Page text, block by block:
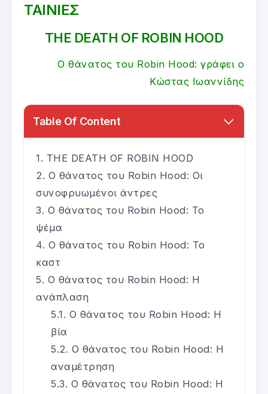
ΤΑΙΝΙΕΣ
THE DEATH OF ROBIN HOOD
Ο θάνατος του Robin Hood: γράφει ο
Κώστας Ιωαννίδης
Table Of Content
THE DEATH OF ROBIN HOOD
Ο θάνατος του Robin Hood: Οι
συνοφρυωμένοι άντρες
Ο θάνατος του Robin Hood: Το
ψέμα
Ο θάνατος του Robin Hood: Το
καστ
Ο θάνατος του Robin Hood: Η
ανάπλαση
Ο θάνατος του Robin Hood: Η
βία
Ο θάνατος του Robin Hood: Η
αναμέτρηση
Ο θάνατος του Robin Hood: Η